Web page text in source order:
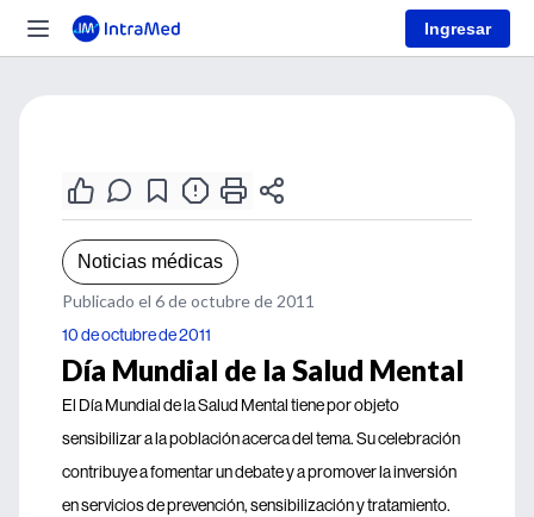
Ingresar
Noticias médicas
Publicado el 6 de octubre de 2011
10 de octubre de 2011
Día Mundial de la Salud Mental
El Día Mundial de la Salud Mental tiene por objeto
sensibilizar a la población acerca del tema. Su celebración
contribuye a fomentar un debate y a promover la inversión
en servicios de prevención, sensibilización y tratamiento.